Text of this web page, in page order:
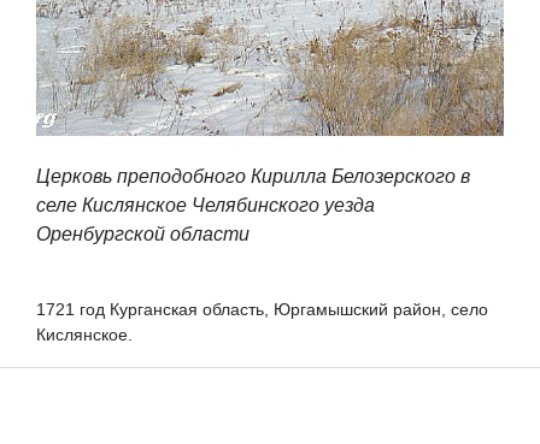
Церковь преподобного Кирилла Белозерского в
селе Кислянское Челябинского уезда
Оренбургской области
1721 год Курганская область, Юргамышский район, село
Кислянское.